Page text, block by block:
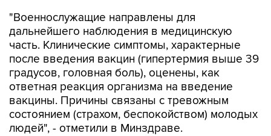
"Военнослужащие направлены для
дальнейшего наблюдения в медицинскую
часть. Клинические симптомы, характерные
после введения вакцин (гипертермия выше 39
градусов, головная боль), оценены, как
ответная реакция организма на введение
вакцины. Причины связаны с тревожным
состоянием (страхом, беспокойством) молодых
людей", - отметили в Минздраве.